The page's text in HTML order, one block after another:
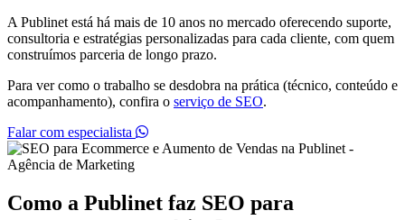
A Publinet está há mais de 10 anos no mercado oferecendo suporte,
consultoria e estratégias personalizadas para cada cliente, com quem
construímos parceria de longo prazo.
Para ver como o trabalho se desdobra na prática (técnico, conteúdo e
acompanhamento), confira o serviço de SEO.
Falar com especialista
Como a Publinet faz SEO para